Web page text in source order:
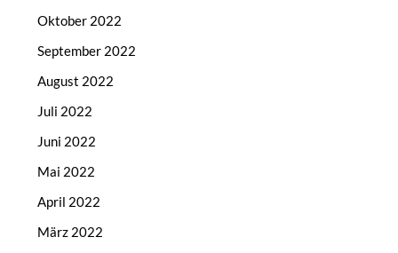
Oktober 2022
September 2022
August 2022
Juli 2022
Juni 2022
Mai 2022
April 2022
März 2022